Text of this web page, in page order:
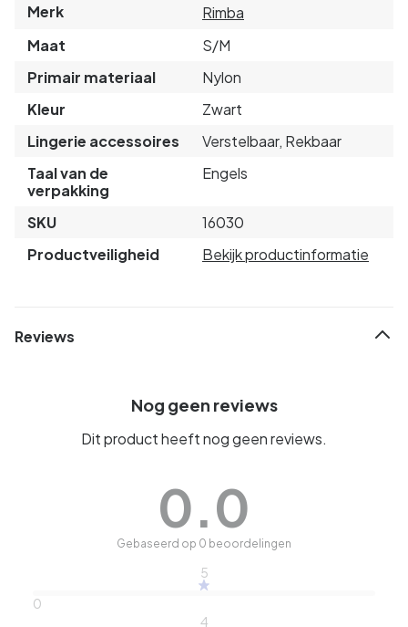
Merk
Rimba
Maat
S/M
Primair materiaal
Nylon
Kleur
Zwart
Lingerie accessoires
Verstelbaar, Rekbaar
Taal van de
verpakking
Engels
SKU
16030
Productveiligheid
Bekijk productinformatie
Reviews
Nog geen reviews
Dit product heeft nog geen reviews.
0.0
Gebaseerd op 0 beoordelingen
5
0
4